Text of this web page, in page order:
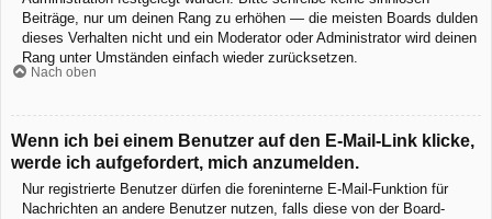
Beiträge, nur um deinen Rang zu erhöhen — die meisten Boards dulden
dieses Verhalten nicht und ein Moderator oder Administrator wird deinen
Rang unter Umständen einfach wieder zurücksetzen.
Nach oben
Wenn ich bei einem Benutzer auf den E-Mail-Link klicke,
werde ich aufgefordert, mich anzumelden.
Nur registrierte Benutzer dürfen die foreninterne E-Mail-Funktion für
Nachrichten an andere Benutzer nutzen, falls diese von der Board-